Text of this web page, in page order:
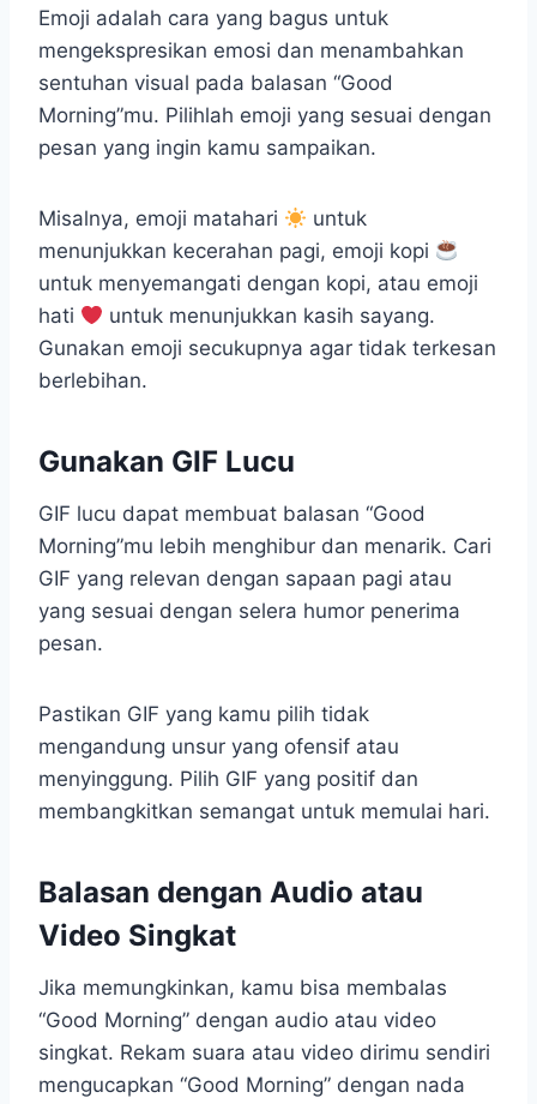
Emoji adalah cara yang bagus untuk
mengekspresikan emosi dan menambahkan
sentuhan visual pada balasan “Good
Morning”mu. Pilihlah emoji yang sesuai dengan
pesan yang ingin kamu sampaikan.
Misalnya, emoji matahari
untuk
menunjukkan kecerahan pagi, emoji kopi
untuk menyemangati dengan kopi, atau emoji
hati
untuk menunjukkan kasih sayang.
Gunakan emoji secukupnya agar tidak terkesan
berlebihan.
Gunakan GIF Lucu
GIF lucu dapat membuat balasan “Good
Morning”mu lebih menghibur dan menarik. Cari
GIF yang relevan dengan sapaan pagi atau
yang sesuai dengan selera humor penerima
pesan.
Pastikan GIF yang kamu pilih tidak
mengandung unsur yang ofensif atau
menyinggung. Pilih GIF yang positif dan
membangkitkan semangat untuk memulai hari.
Balasan dengan Audio atau
Video Singkat
Jika memungkinkan, kamu bisa membalas
“Good Morning” dengan audio atau video
singkat. Rekam suara atau video dirimu sendiri
mengucapkan “Good Morning” dengan nada